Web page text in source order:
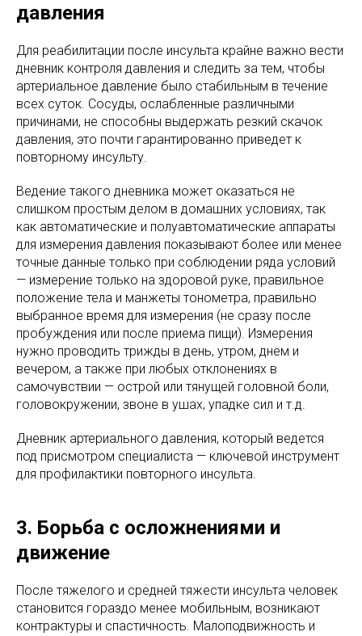
давления
Для реабилитации после инсульта крайне важно вести
дневник контроля давления и следить за тем, чтобы
артериальное давление было стабильным в течение
всех суток. Сосуды, ослабленные различными
причинами, не способны выдержать резкий скачок
давления, это почти гарантированно приведет к
повторному инсульту.
Ведение такого дневника может оказаться не
слишком простым делом в домашних условиях, так
как автоматические и полуавтоматические аппараты
для измерения давления показывают более или менее
точные данные только при соблюдении ряда условий
— измерение только на здоровой руке, правильное
положение тела и манжеты тонометра, правильно
выбранное время для измерения (не сразу после
пробуждения или после приема пищи). Измерения
нужно проводить трижды в день, утром, днем и
вечером, а также при любых отклонениях в
самочувствии — острой или тянущей головной боли,
головокружении, звоне в ушах, упадке сил и т.д.
Дневник артериального давления, который ведется
под присмотром специалиста — ключевой инструмент
для профилактики повторного инсульта.
3. Борьба с осложнениями и
движение
После тяжелого и средней тяжести инсульта человек
становится гораздо менее мобильным, возникают
контрактуры и спастичность. Малоподвижность и